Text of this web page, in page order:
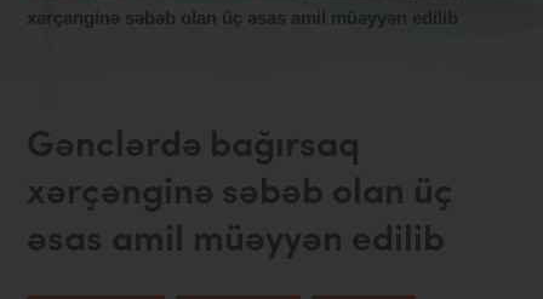
xərçənginə səbəb olan üç əsas amil müəyyən edilib
Gənclərdə bağırsaq
xərçənginə səbəb olan üç
əsas amil müəyyən edilib